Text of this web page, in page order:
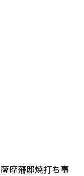
薩摩藩邸焼打ち事